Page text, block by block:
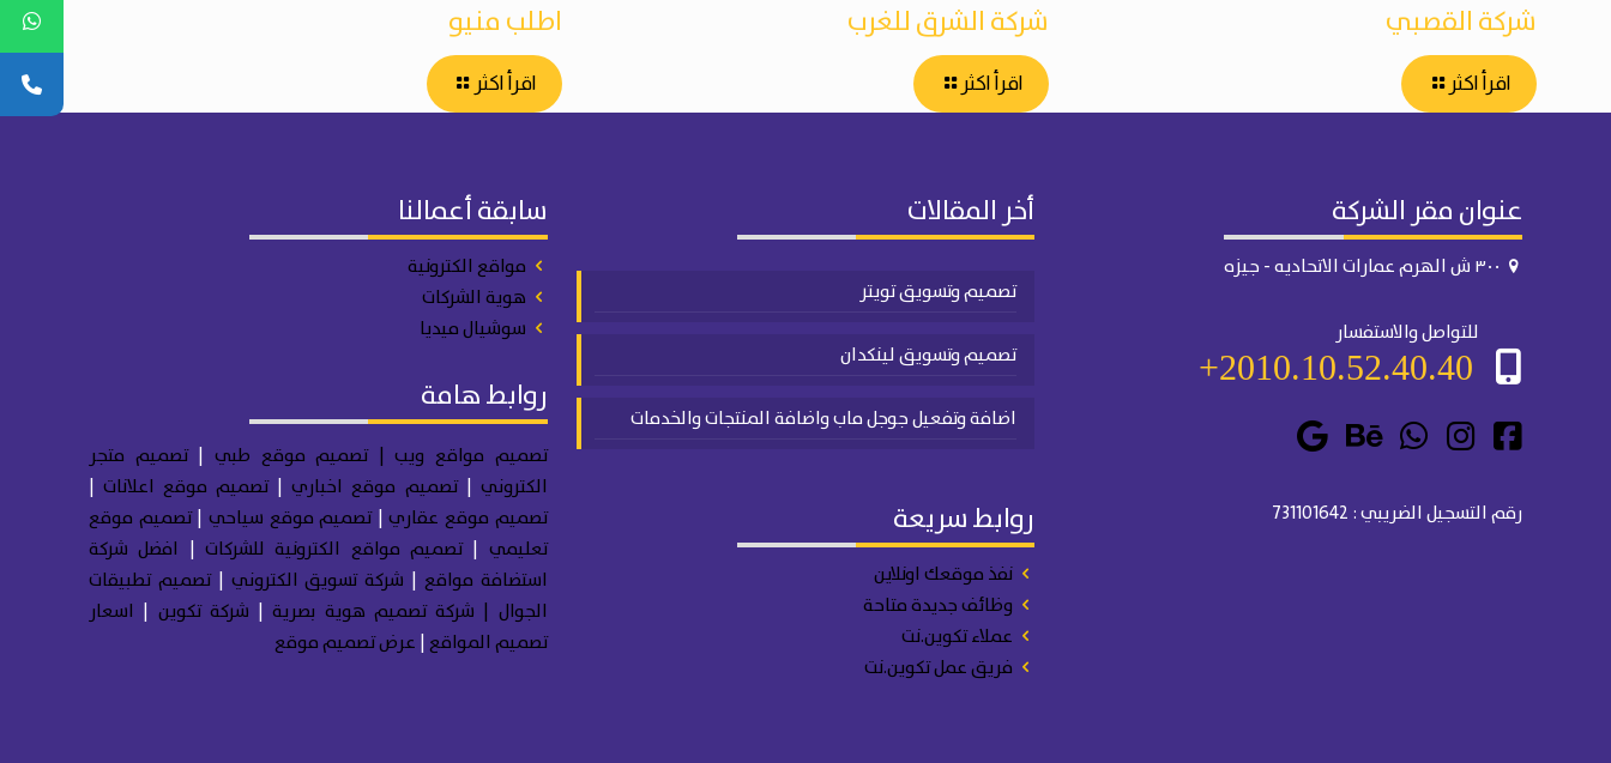
شركة القصبي
اقرأ اكثر
شركة الشرق للغرب
اقرأ اكثر
اطلب منيو
اقرأ اكثر
عنوان مقر الشركة
للتواصل والاستفسار
2010.10.52.40.40+
رقم التسجيل الضريبي : 731101642
أخر المقالات
تصميم وتسويق تويتر
تصميم وتسويق لينكدان
اضافة وتفعيل جوجل ماب واضافة المنتجات والخدمات
روابط سريعة
نفذ موقعك اونلاين
وظائف جديدة متاحة
عملاء تكوين.نت
فريق عمل تكوين.نت
سابقة أعمالنا
مواقع الكترونية
هوية الشركات
سوشيال ميديا
روابط هامة
تصميم مواقع ويب | تصميم موقع طبي |تصميم متجر
الكتروني |تصميم موقع اخباري|تصميم موقع اعلانات|
تصميم موقع عقاري|تصميم موقع سياحي |تصميم موقع
تعليمي |تصميم مواقع الكترونية للشركات| افضل شركة
استضافة مواقع | شركة تسويق الكتروني |تصميم تطبيقات
الجوال | شركة تصميم هوية بصرية| شركة تكوين | اسعار
تصميم المواقع | عرض تصميم موقع